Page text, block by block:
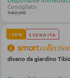
Consigliato
142,00
-50% SVENDITA